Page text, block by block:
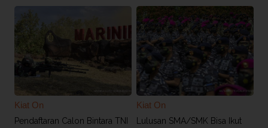
Kiat On
Pendaftaran Calon Bintara TNI
Kiat On
Lulusan SMA/SMK Bisa Ikut